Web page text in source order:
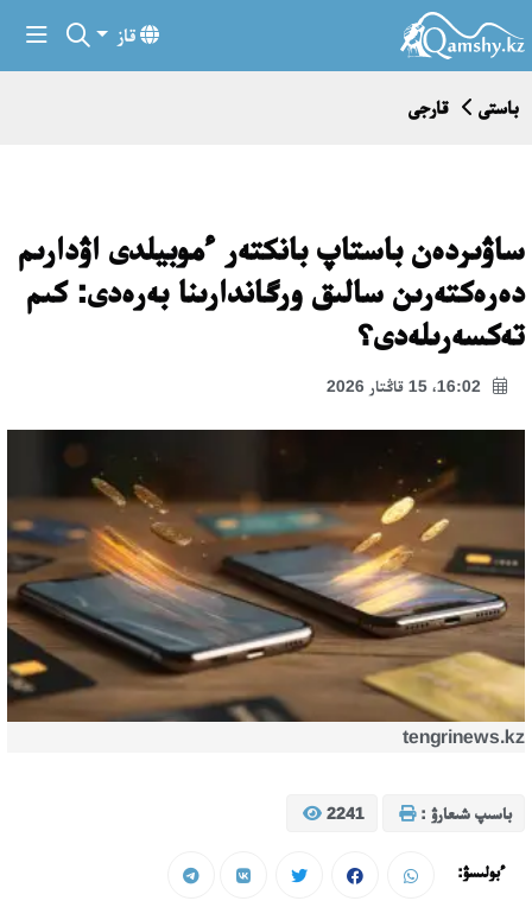
قاز
باستى قارجى
ساۋىردەن باستاپ بانكتەر ءموبيلدى اۋدارىم
دەرەكتەرىن سالىق ورگاندارىنا بەرەدى: كىم
تەكسەرىلەدى؟
tengrinews.kz
باسىپ شىعارۋ : 2241
ءبولىسۋ: